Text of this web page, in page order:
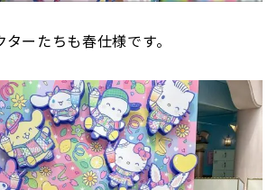
ーたちも春仕様です。